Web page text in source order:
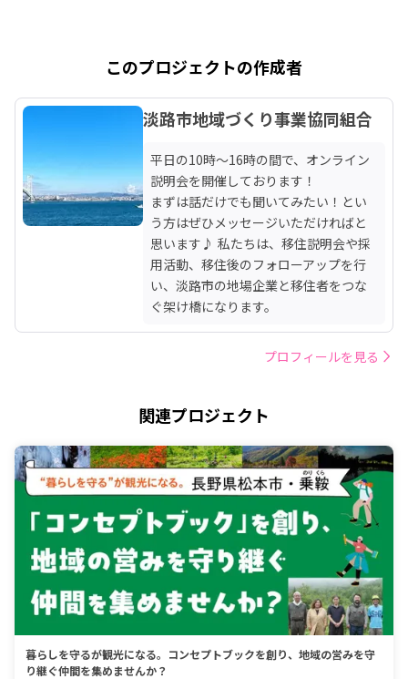
このプロジェクトの作成者
淡路市地域づくり事業協同組合
平日の10時～16時の間で、オンライン
説明会を開催しております！
まずは話だけでも聞いてみたい！とい
う方はぜひメッセージいただければと
思います♪ 私たちは、移住説明会や採
用活動、移住後のフォローアップを行
い、淡路市の地場企業と移住者をつな
ぐ架け橋になります。
プロフィールを見る
関連プロジェクト
暮らしを守るが観光になる。コンセプトブックを創り、地域の営みを守
り継ぐ仲間を集めませんか？